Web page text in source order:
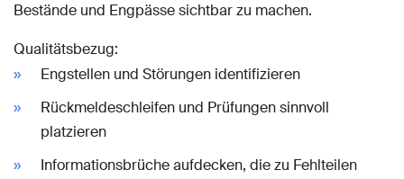
Bestände und Engpässe sichtbar zu machen.
Qualitätsbezug:
Engstellen und Störungen identifizieren
Rückmeldeschleifen und Prüfungen sinnvoll
platzieren
Informationsbrüche aufdecken, die zu Fehlteilen